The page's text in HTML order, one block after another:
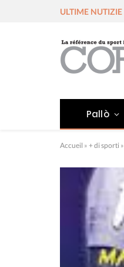
ULTIME NUTIZIE
Pallò
Accueil » + di sporti »